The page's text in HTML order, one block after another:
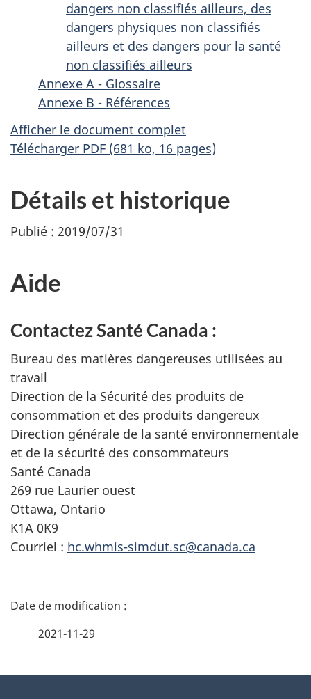
dangers non classifiés ailleurs, des
dangers physiques non classifiés
ailleurs et des dangers pour la santé
non classifiés ailleurs
Annexe A - Glossaire
Annexe B - Références
Afficher le document complet
Télécharger PDF (681 ko, 16 pages)
Détails et historique
Publié : 2019/07/31
Aide
Contactez Santé Canada :
Bureau des matières dangereuses utilisées au
travail
Direction de la Sécurité des produits de
consommation et des produits dangereux
Direction générale de la santé environnementale
et de la sécurité des consommateurs
Santé Canada
269 rue Laurier ouest
Ottawa, Ontario
K1A 0K9
Courriel : hc.whmis-simdut.sc@canada.ca
D
2021-11-29